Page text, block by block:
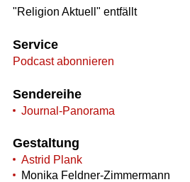
"Religion Aktuell" entfällt
Service
Podcast abonnieren
Sendereihe
Journal-Panorama
Gestaltung
Astrid Plank
Monika Feldner-Zimmermann